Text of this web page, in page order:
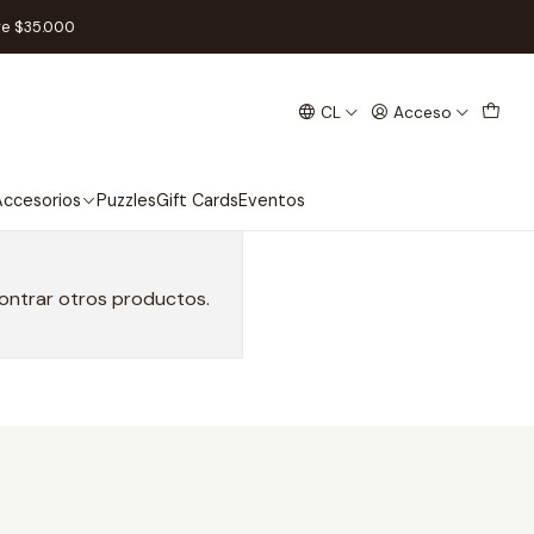
CL Acceso
PuzzlesGift CardsEventos
$35.000
otros productos.